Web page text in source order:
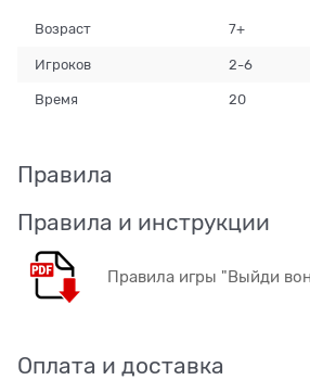
Возраст 7+
Игроков 2-6
Время 20
Правила
Правила и инструкции
Правила игры "Выйди
Оплата и доставка